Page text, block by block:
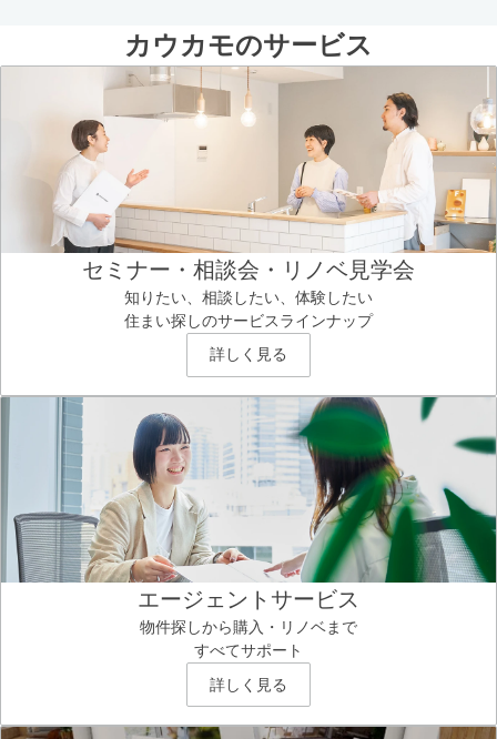
カウカモのサービス
セミナー・相談会・リノベ見学会
知りたい、相談したい、体験したい
住まい探しのサービスラインナップ
詳しく見る
エージェントサービス
物件探しから購入・リノベまで
すべてサポート
詳しく見る